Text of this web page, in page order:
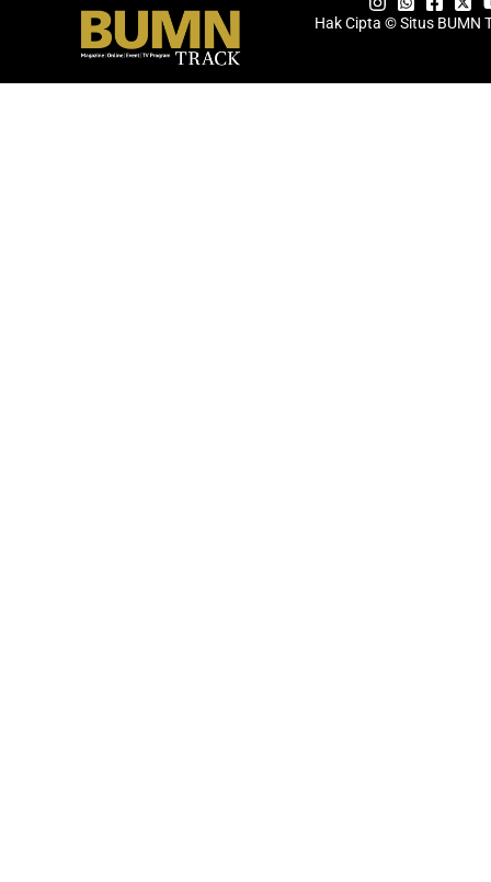
Hak Cipta © Situs BUMN